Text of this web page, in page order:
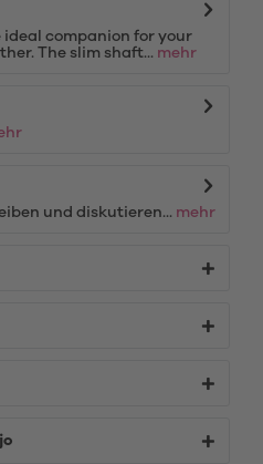
ideal companion for your
The slim shaft... mehr
und diskutieren... mehr